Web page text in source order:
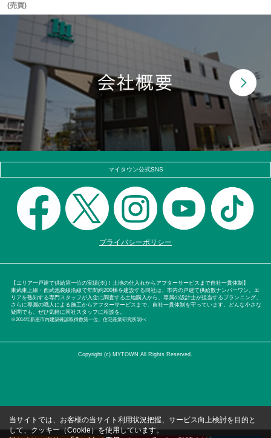
(売買)
マイタウン公式SNS
プライバシーポリシー
【エリア一戸建て供給第一位の実績(※)！土地の仕入れからアフターサービスまで自社一貫体制】
東武東上線・西武池袋線沿線で年間約200棟を建設する同社は、市内の戸建て供給数ナンバーワン。エ
リアを熟知する専門スタッフが入念に調査する土地購入から、専属の設計士が担当するプランニング、
さらに専属の職人による施工からアフターサービスまで、自社一貫体制を守っています。どんな小さな
疑問でも、ぜひ気軽に同社スタッフに相談を。
※2014年新座市内建築確認取得数第一位。住宅産業研究所調べ
Copyright (c) MYTOWN All Rights Reserved.
当サイトでは、お客様の当サイト利用状況把握、サービス向上検討を目的と
して、クッキー（Cookie）を使用しています。